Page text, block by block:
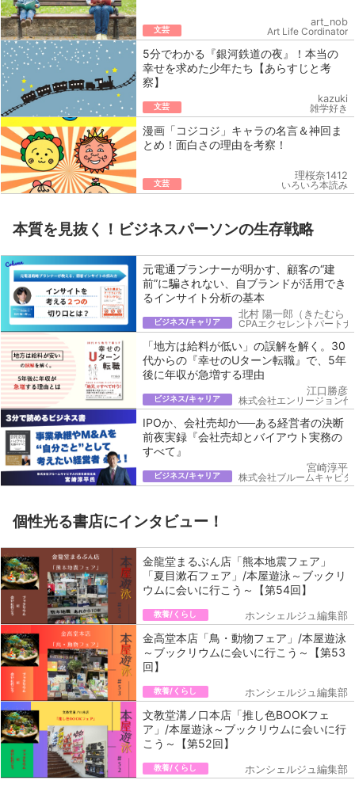
文芸
art_nob
Art Life Cordinator
5分でわかる『銀河鉄道の夜』！本当の
幸せを求めた少年たち【あらすじと考
察】
文芸
kazuki
雑学好き
漫画「コジコジ」キャラの名言＆神回ま
とめ！面白さの理由を考察！
文芸
理桜奈1412
いろいろ本読み
本質を見抜く！ビジネスパーソンの生存戦略
元電通プランナーが明かす、顧客の“建
前”に騙されない、自ブランドが活用でき
るインサイト分析の基本
ビジネス/キャリア
北村 陽一郎（きたむら
CPAエクセレントパート
「地方は給料が低い」の誤解を解く。30
代からの『幸せのUターン転職』で、5年
後に年収が急増する理由
ビジネス/キャリア
江口勝彦
株式会社エンリージョン代
IPOか、会社売却か──ある経営者の決断
前夜実録『会社売却とバイアウト実務の
すべて』
ビジネス/キャリア
宮崎淳平
株式会社ブルームキャピ
個性光る書店にインタビュー！
金龍堂まるぶん店「熊本地震フェア」
「夏目漱石フェア」/本屋遊泳～ブックリ
ウムに会いに行こう～【第54回】
教養/くらし ホンシェルジュ編集部
金高堂本店「鳥・動物フェア」/本屋遊泳
～ブックリウムに会いに行こう～【第53
回】
教養/くらし ホンシェルジュ編集部
文教堂溝ノ口本店「推し色BOOKフェ
ア」/本屋遊泳～ブックリウムに会いに行
こう～【第52回】
教養/くらし ホンシェルジュ編集部